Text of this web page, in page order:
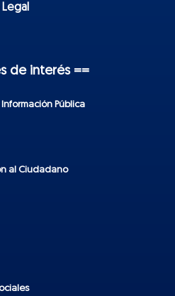
de interés ==
Pública
al Ciudadano